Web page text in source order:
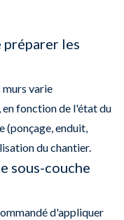
les
varie
en fonction de l'état du
(ponçage, enduit,
du chantier.
sous-couche
d'appliquer